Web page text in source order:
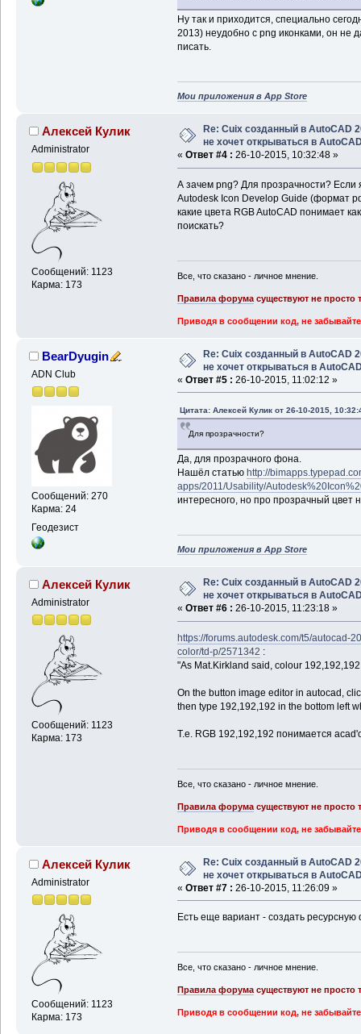
Ну так и приходится, специально
2013) неудобно с png иконками, он не
писать.
Мои приложения в App Store
Алексей Кулик
Administrator
Сообщений: 1123
Карма: 173
Re: Cuix созданный в AutoCAD
не хочет открываться в
« Ответ #4 : 26-10-2015, 10:32:48 »
А зачем png? Для прозрачности? Если
Autodesk Icon Develop Guide (формат
какие цвета RGB AutoCAD понимает
поискать?
Все, что сказано - личное мнение.
Правила форумасуществуют не просто
Приводя в сообщении код, не
BearDyugin
ADN Club
Сообщений: 270
Карма: 24
Геодезист
Re: Cuix созданный в AutoCAD
не хочет открываться в
« Ответ #5 : 26-10-2015, 11:02:12 »
Цитата: Алексей Кулик от 26-10-2015,
Для прозрачности?
Да, для прозрачного фона.
Нашёл статью http://
apps/2011/Usability/
интересного, но про прозрачный цвет
Мои приложения в App Store
Алексей Кулик
Administrator
Сообщений: 1123
Карма: 173
Re: Cuix созданный в AutoCAD
не хочет открываться в
« Ответ #6 : 26-10-2015, 11:23:18 »
https://forums.autodesk.com/t5/autocad-
color/td-p/2571342 :
"As Mat.Kirkland said, colour
On the button image editor in autocad,
then type 192,192,192 in the bottom left
Т.е. RGB 192,192,192 понимается
Все, что сказано - личное мнение.
Правила форумасуществуют не просто
Приводя в сообщении код, не
Алексей Кулик
Administrator
Сообщений: 1123
Карма: 173
Re: Cuix созданный в AutoCAD
не хочет открываться в
« Ответ #7 : 26-10-2015, 11:26:09 »
Есть еще вариант - создать ресурсную
Все, что сказано - личное мнение.
Правила форумасуществуют не просто
Приводя в сообщении код, не